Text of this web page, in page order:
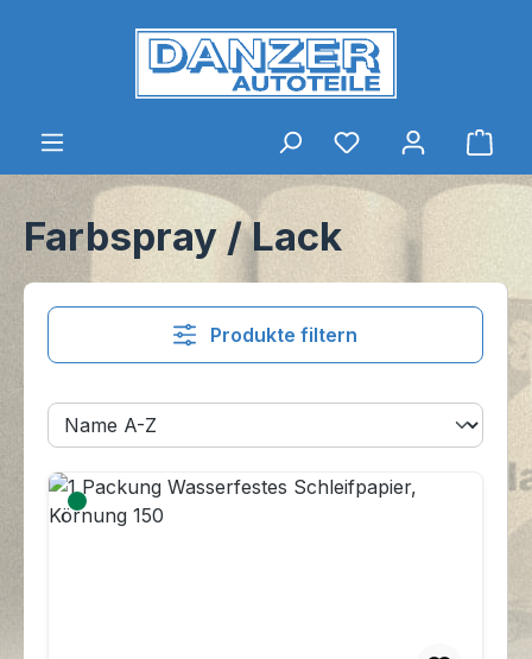
Zum Hauptinhalt springen
Du hast 0
Farbspray / Lack
Produkte filtern